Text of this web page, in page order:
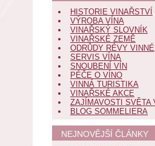
HISTORIE VINAŘSTVÍ
VÝROBA VÍNA
VINAŘSKÝ SLOVNÍK
VINAŘSKÉ ZEMĚ
ODRŮDY RÉVY VINNÉ
SERVIS VÍNA
SNOUBENÍ VÍN
PÉČE O VÍNO
VINNÁ TURISTIKA
VINAŘSKÉ AKCE
ZAJÍMAVOSTI SVĚTA
BLOG SOMMELIERA
NEJNOVĚJŠÍ ČLÁNKY